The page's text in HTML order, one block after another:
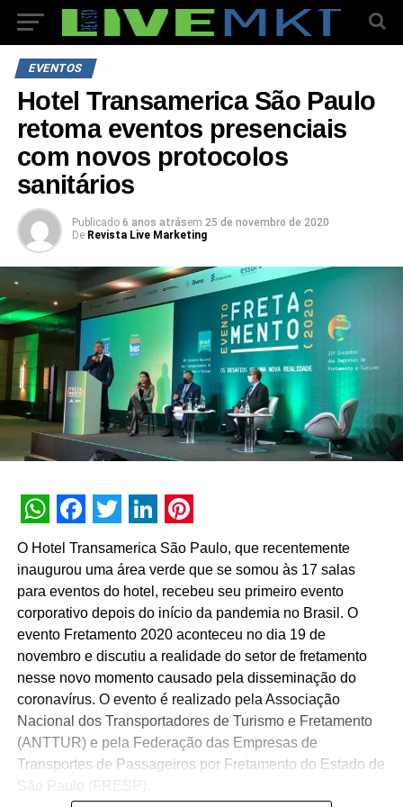
EVENTOS
Hotel Transamerica São Paulo
retoma eventos presenciais
com novos protocolos
sanitários
Publicado 6 anos atrásem 25 de novembro de 2020
De Revista Live Marketing
WhatsApp
Facebook
Twitter
LinkedIn
Pinterest
O Hotel Transamerica São Paulo, que recentemente
inaugurou uma área verde que se somou às 17 salas
para eventos do hotel, recebeu seu primeiro evento
corporativo depois do início da pandemia no Brasil. O
evento Fretamento 2020 aconteceu no dia 19 de
novembro e discutiu a realidade do setor de fretamento
nesse novo momento causado pela disseminação do
coronavírus. O evento é realizado pela Associação
Nacional dos Transportadores de Turismo e Fretamento
(ANTTUR) e pela Federação das Empresas de
Transportes de Passageiros por Fretamento do Estado de